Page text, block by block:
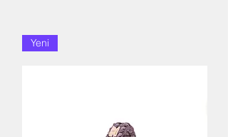
Yeni